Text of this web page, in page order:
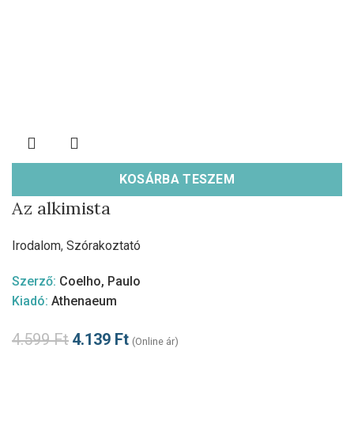
KOSÁRBA TESZEM
Az alkimista
Irodalom, Szórakoztató
Szerző: Coelho, Paulo
Kiadó: Athenaeum
4.599Ft 4.139 Ft (Online ár)